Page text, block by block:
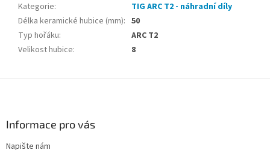
Kategorie:
TIG ARC T2 - náhradní díly
Délka keramické hubice (mm): 50
Typ hořáku:
ARC T2
Velikost hubice: 8
Informace pro vás
Napište nám